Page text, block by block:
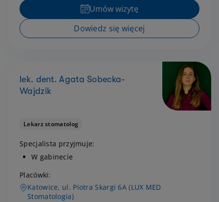
Umów wizytę
Dowiedz się więcej
lek. dent. Agata Sobecka-
Wajdzik
Lekarz stomatolog
Specjalista przyjmuje:
W gabinecie
Placówki:
Katowice, ul. Piotra Skargi 6A (LUX MED
Stomatologia)